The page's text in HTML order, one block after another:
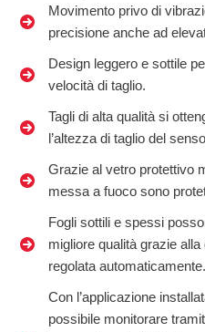
Movimento privo di
precisione anche ad
Design leggero e sottile
velocità di taglio.
Tagli di alta qualità si
l’altezza di taglio del
Grazie al vetro protettivo
messa a fuoco sono
Fogli sottili e spessi
migliore qualità grazie
regolata automaticamente.
Con l’applicazione
possibile monitorare